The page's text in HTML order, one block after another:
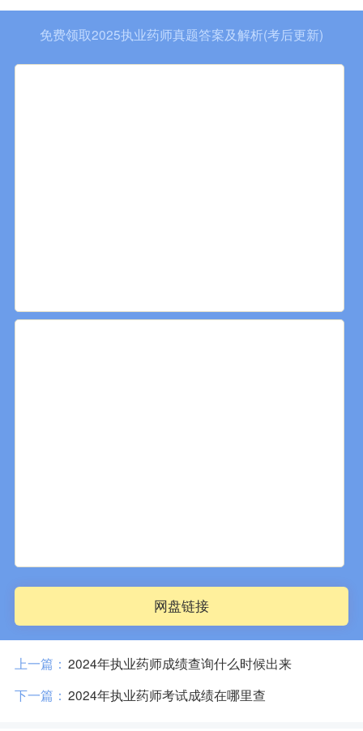
免费领取2025执业药师真题答案及解析(考后更新)
网盘链接
上一篇： 2024年执业药师成绩查询什么时候出来
下一篇： 2024年执业药师考试成绩在哪里查